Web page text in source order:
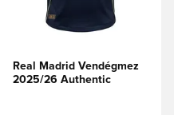
Real Madrid Vendégmez
2025/26 Authentic